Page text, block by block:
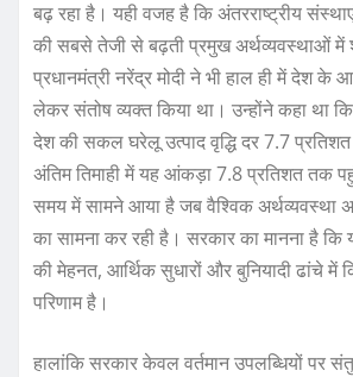
बढ़ रहा है। यही वजह है कि अंतरराष्ट्रीय
की सबसे तेजी से बढ़ती प्रमुख अर्थव्यवस्थाओं में
प्रधानमंत्री नरेंद्र मोदी ने भी हाल ही में देश के
लेकर संतोष व्यक्त किया था। उन्होंने कहा था
देश की सकल घरेलू उत्पाद वृद्धि दर 7.7
अंतिम तिमाही में यह आंकड़ा 7.8 प्रतिशत तक
समय में सामने आया है जब वैश्विक अर्थव्यवस्था
का सामना कर रही है। सरकार का मानना है कि
की मेहनत, आर्थिक सुधारों और बुनियादी ढांचे में
परिणाम है।
हालांकि सरकार केवल वर्तमान उपलब्धियों पर